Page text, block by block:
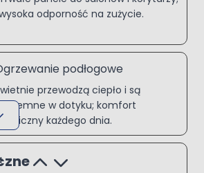
odporność na zużycie.
podłogowe
przewodzą ciepło i są
w dotyku; komfort
każdego dnia.